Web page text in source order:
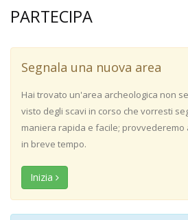
PARTECIPA
Segnala una nuova area
Hai trovato un'area archeologica non
visto degli scavi in corso che vorresti
maniera rapida e facile;
in breve tempo.
Inizia